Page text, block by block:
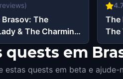
reviews)
Brasov: The
& The Charming
The
The
quests em
estas quests em beta e ajude-